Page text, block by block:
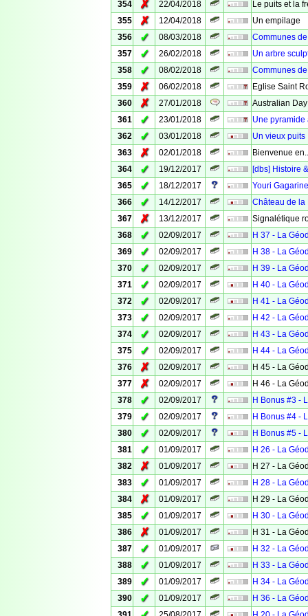
354
✗ 22/04/2018
Le puits et la
355
✗ 12/04/2018
Un empilage
356
✓ 08/03/2018
Communes
357
✓ 26/02/2018
Un arbre
358
✓ 08/02/2018
Communes
359
✗ 06/02/2018
Eglise Saint
360
✗ 27/01/2018
Australian
361
✓ 23/01/2018
Une pyramide
362
✓ 03/01/2018
Un vieux puits
363
✗ 02/01/2018
Bienvenue
364
✓ 19/12/2017
[dbs] Histoire
365
✓ 18/12/2017
Youri Gagarine
366
✓ 14/12/2017
Château de la
367
✗ 13/12/2017
Signalétique
368
✓ 02/09/2017
H 37 - La
369
✓ 02/09/2017
H 38 - La
370
✓ 02/09/2017
H 39 - La
371
✓ 02/09/2017
H 40 - La
372
✓ 02/09/2017
H 41 - La
373
✓ 02/09/2017
H 42 - La
374
✓ 02/09/2017
H 43 - La
375
✓ 02/09/2017
H 44 - La
376
✗ 02/09/2017
H 45 - La
377
✗ 02/09/2017
H 46 - La
378
✓ 02/09/2017
H Bonus #3 -
379
✓ 02/09/2017
H Bonus #4 -
380
✓ 02/09/2017
H Bonus #5 -
381
✓ 01/09/2017
H 26 - La
382
✗ 01/09/2017
H 27 - La
383
✓ 01/09/2017
H 28 - La
384
✗ 01/09/2017
H 29 - La
385
✓ 01/09/2017
H 30 - La
386
✗ 01/09/2017
H 31 - La
387
✓ 01/09/2017
H 32 - La
388
✓ 01/09/2017
H 33 - La
389
✓ 01/09/2017
H 34 - La
390
✓ 01/09/2017
H 36 - La